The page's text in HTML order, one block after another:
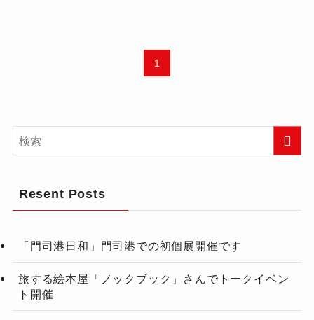
1
Resent Posts
「門司港日和」門司港での初個展開催です
旅する絵本屋「ノックブック」さんでトークイベン
ト開催